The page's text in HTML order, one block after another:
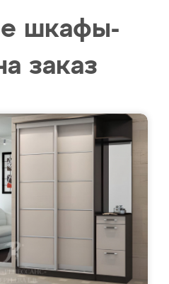
шкафы-
заказ